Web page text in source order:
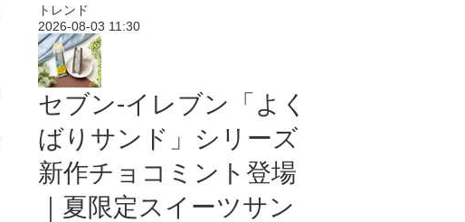
トレンド
2026-08-03 11:30
セブン‐イレブン「よく
ばりサンド」シリーズ
新作チョコミント登場
｜夏限定スイーツサン